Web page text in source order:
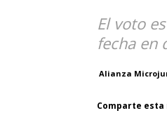
El voto
fecha en
Alianza
Comparte